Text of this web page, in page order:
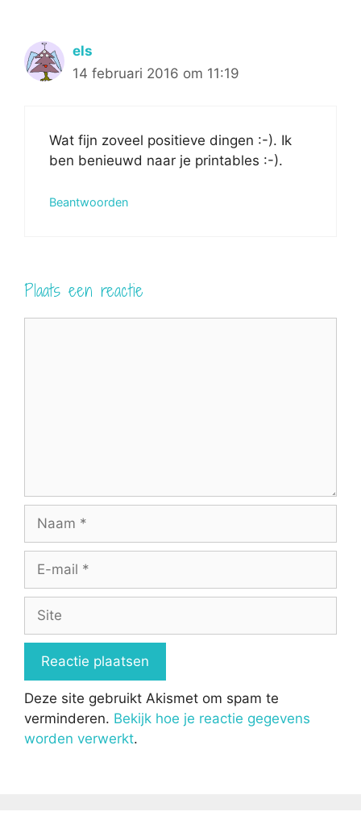
els
14 februari 2016 om 11:19
Wat fijn zoveel positieve dingen :-). Ik
ben benieuwd naar je printables :-).
Beantwoorden
Plaats een reactie
Naam
Site
Deze site gebruikt Akismet om spam te
verminderen. Bekijk hoe je reactie gegevens
worden verwerkt.